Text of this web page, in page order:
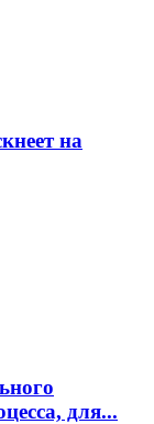
на
для...